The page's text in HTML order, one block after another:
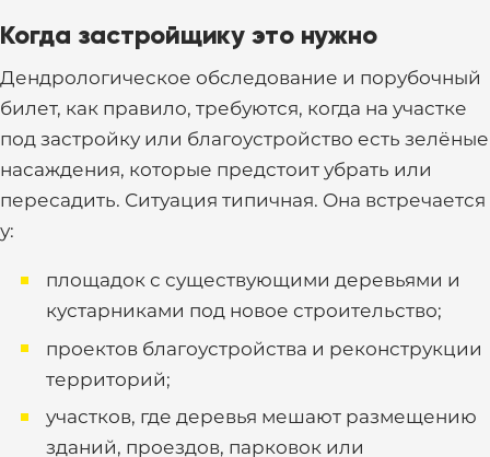
Когда застройщику это нужно
Дендрологическое обследование и порубочный
билет, как правило, требуются, когда на участке
под застройку или благоустройство есть зелёные
насаждения, которые предстоит убрать или
пересадить. Ситуация типичная. Она встречается
у:
площадок с существующими деревьями и
кустарниками под новое строительство;
проектов благоустройства и реконструкции
территорий;
участков, где деревья мешают размещению
зданий, проездов, парковок или